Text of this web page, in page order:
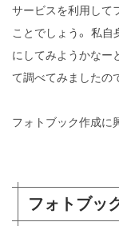
サービスを利用して
ことでしょう。 私自
にしてみようかなー
て調べてみましたの
フォトブック作成に
フォトブッ